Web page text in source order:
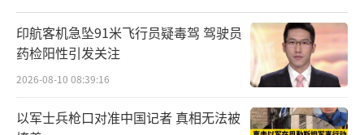
印航客机急坠91米飞行员疑毒驾 驾驶员
药检阳性引发关注
2026-08-10 08:39:16
以军士兵枪口对准中国记者 真相无法被